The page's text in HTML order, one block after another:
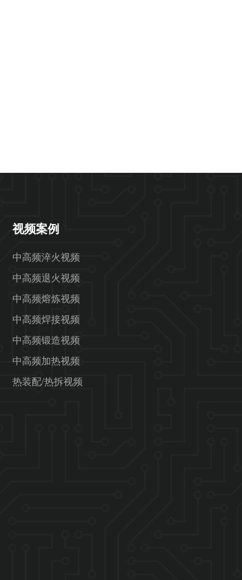
视频案例
中高频淬火视频
中高频退火视频
中高频熔炼视频
中高频焊接视频
中高频锻造视频
中高频加热视频
热装配/热拆视频